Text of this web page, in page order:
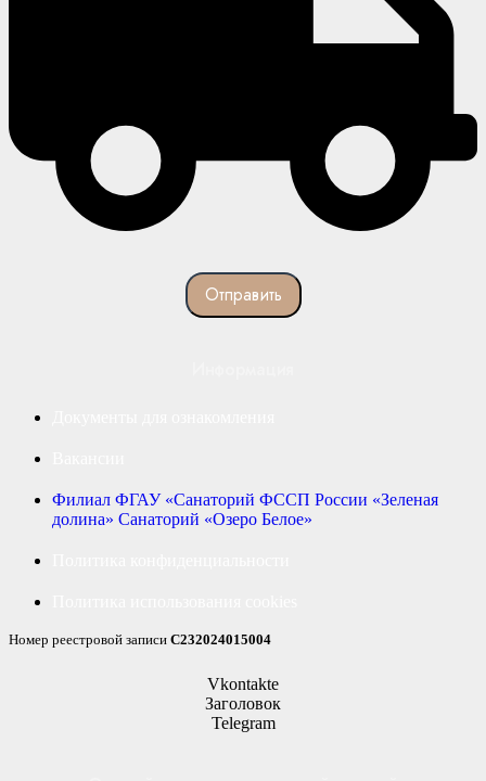
Филиал ФГАУ «Санаторий ФССП России «Зеленая
долина» Санаторий «Озеро Белое»
Номер реестровой записи С232024015004
Vkontakte
Заголовок
Telegram